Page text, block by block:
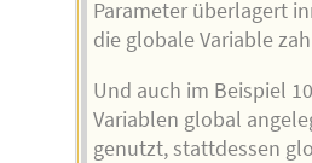
Parameter überlagert
die globale Variable
Und auch im Beispiel
Variablen global
genutzt, stattdessen